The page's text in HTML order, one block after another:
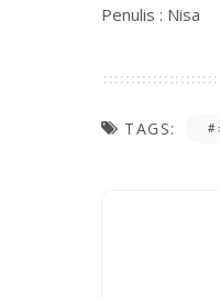
Penulis : Nisa
TAGS: